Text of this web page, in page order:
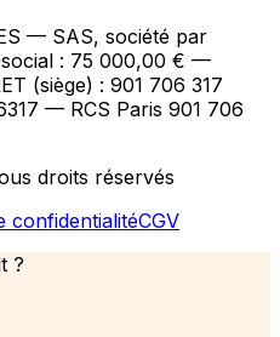
— SAS, société par
: 75 000,00 € —
(siège) : 901 706 317
— RCS Paris 901 706
droits réservés
confidentialitéCGV
?